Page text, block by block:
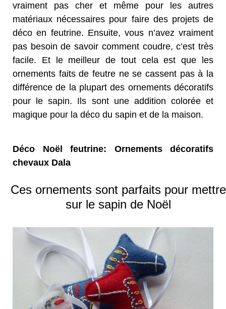
vraiment pas cher et même pour les autres
matériaux nécessaires pour faire des projets de
déco en feutrine. Ensuite, vous n’avez vraiment
pas besoin de savoir comment coudre, c’est très
facile. Et le meilleur de tout cela est que les
ornements faits de feutre ne se cassent pas à la
différence de la plupart des ornements décoratifs
pour le sapin. Ils sont une addition colorée et
magique pour la déco du sapin et de la maison.
Déco Noël feutrine: Ornements décoratifs
chevaux Dala
Ces ornements sont parfaits pour mettre
sur le sapin de Noël